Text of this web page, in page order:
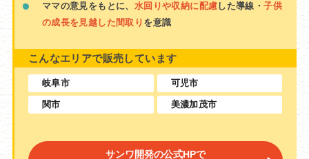
ママの意見をもとに、 水回りや収納に配慮した導線・子供
の成長を見越した間取り を意識
こんなエリアで販売しています
岐阜市 可児市
関市 美濃加茂市
サンワ開発の公式HPで